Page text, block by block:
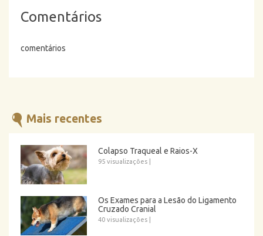
Comentários
comentários
Mais recentes
Colapso Traqueal e Raios-X
95 visualizações
Os Exames para a Lesão do Ligamento
Cruzado Cranial
40 visualizações